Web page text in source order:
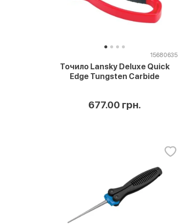
15680635
Точило Lansky Deluxe Quick
Edge Tungsten Carbide
677.00 грн.